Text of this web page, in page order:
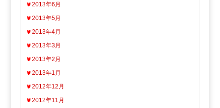
2013年6月
2013年5月
2013年4月
2013年3月
2013年2月
2013年1月
2012年12月
2012年11月